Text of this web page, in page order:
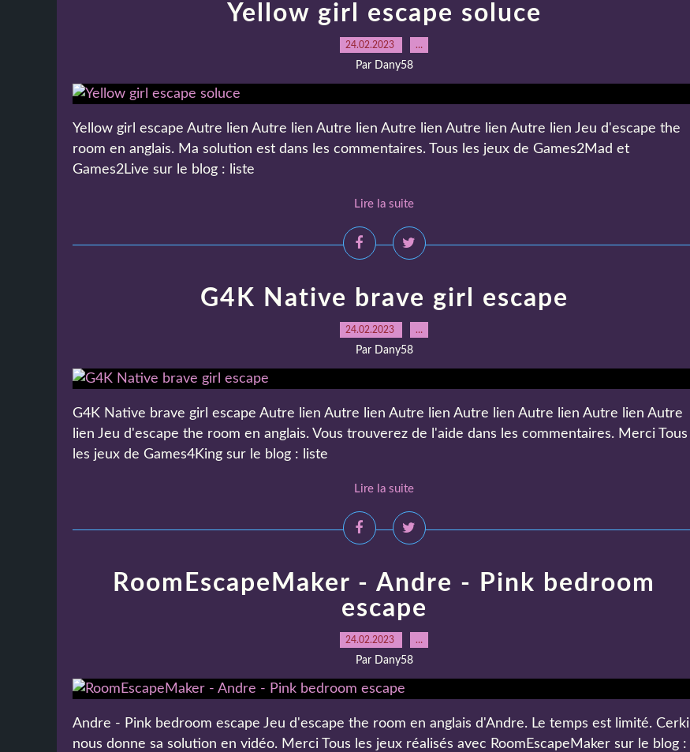
Yellow girl escape soluce
24.02.2023 …
Par Dany58
Yellow girl escape Autre lien Autre lien Autre lien Autre lien Autre lien Autre lien Jeu d'escape the
room en anglais. Ma solution est dans les commentaires. Tous les jeux de Games2Mad et
Games2Live sur le blog : liste
Lire la suite
G4K Native brave girl escape
24.02.2023 …
Par Dany58
G4K Native brave girl escape Autre lien Autre lien Autre lien Autre lien Autre lien Autre lien Autre
lien Jeu d'escape the room en anglais. Vous trouverez de l'aide dans les commentaires. Merci Tous
les jeux de Games4King sur le blog : liste
Lire la suite
RoomEscapeMaker - Andre - Pink bedroom
escape
24.02.2023 …
Par Dany58
Andre - Pink bedroom escape Jeu d'escape the room en anglais d'Andre. Le temps est limité. Cerkill
nous donne sa solution en vidéo. Merci Tous les jeux réalisés avec RoomEscapeMaker sur le blog :